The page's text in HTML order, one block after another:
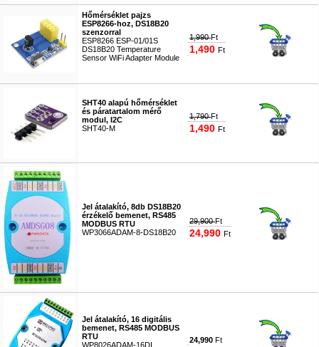
Hőmérséklet pajzs
ESP8266-hoz, DS18B20
szenzorral
ESP8266 ESP-01/01S
DS18B20 Temperature
Sensor WiFi Adapter Module
1,990Ft
1,490 Ft
SHT40 alapú hőmérséklet
és páratartalom mérő
modul, I2C
SHT40-M
1,790Ft
1,490 Ft
Jel átalakító, 8db DS18B20
érzékelő bemenet, RS485
MODBUS RTU
WP3066ADAM-8-DS18B20
29,900Ft
24,990 Ft
Jel átalakító, 16 digitális
bemenet, RS485 MODBUS
RTU
WP8026ADAM-16DI
24,990 Ft